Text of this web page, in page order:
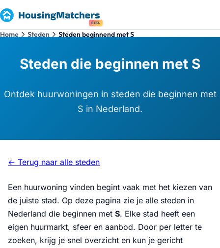
BETA
Home Steden Steden beginnend met S
Steden die beginnen met S
Ontdek huurwoningen in steden die beginnen met
S in Nederland.
← Terug naar alle steden
Een huurwoning vinden begint vaak met het kiezen van
de juiste stad. Op deze pagina zie je alle steden in
Nederland die beginnen met S. Elke stad heeft een
eigen huurmarkt, sfeer en aanbod. Door per letter te
zoeken, krijg je snel overzicht en kun je gericht